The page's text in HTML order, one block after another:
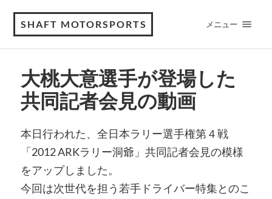
SHAFT MOTORSPORTS メニュー
大桃大意選手が登場した
共同記者会見の動画
本日行われた、全日本ラリー選手権第４戦
「2012 ARKラリー洞爺」共同記者会見の模様
をアップしました。
今回は次世代を担う若手ドライバー特集とのこ